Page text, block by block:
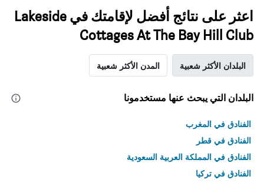
اعثر على نتائج أفضل لإقامتك في Lakeside
Cottages At The Bay Hill Club
البلدان الأكثر شعبية المدن الأكثر شعبية
البلدان التي يبحث عنها مستخدمونا
الفنادق في المغرب
الفنادق في قطر
الفنادق في المملكة العربية السعودية
الفنادق في تركيا